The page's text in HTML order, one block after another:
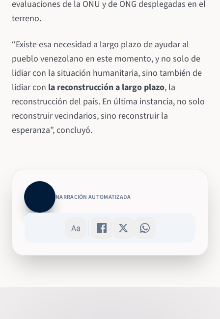
evaluaciones de la ONU y de ONG desplegadas en el
terreno.
“Existe esa necesidad a largo plazo de ayudar al
pueblo venezolano en este momento, y no solo de
lidiar con la situación humanitaria, sino también de
lidiar con la reconstrucción a largo plazo, la
reconstrucción del país. En última instancia, no solo
reconstruir vecindarios, sino reconstruir la
esperanza”, concluyó.
NARRACIÓN AUTOMATIZADA